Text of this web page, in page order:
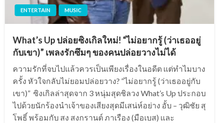
ENTERTAIN MUSIC
What’s Up ปล่อยซิงเกิลใหม่! “ไม่อยากรู้ (ว่าเธออยู่
กับเขา)” เพลงรักซึมๆ ของคนปล่อยวางไม่ได้
ความรักที่จบไปแล้วควรเป็นเพียงเรื่องในอดีต แต่ทำไมบาง
ครั้ง หัวใจกลับไม่ยอมปล่อยวาง? “ไม่อยากรู้ (ว่าเธออยู่กับ
เขา)” ซิงเกิลล่าสุดจาก 3 หนุ่มสุดชิลวง What’s Up ประกอบ
ไปด้วยนักร้องนำเจ้าของเสียงสุดมีเสน่ห์อย่าง อั้บ – วุฒิชัย สุ
โพธิ์ พร้อมกับ สง สงกรานต์ ภาเรือง (มือเบส) และ